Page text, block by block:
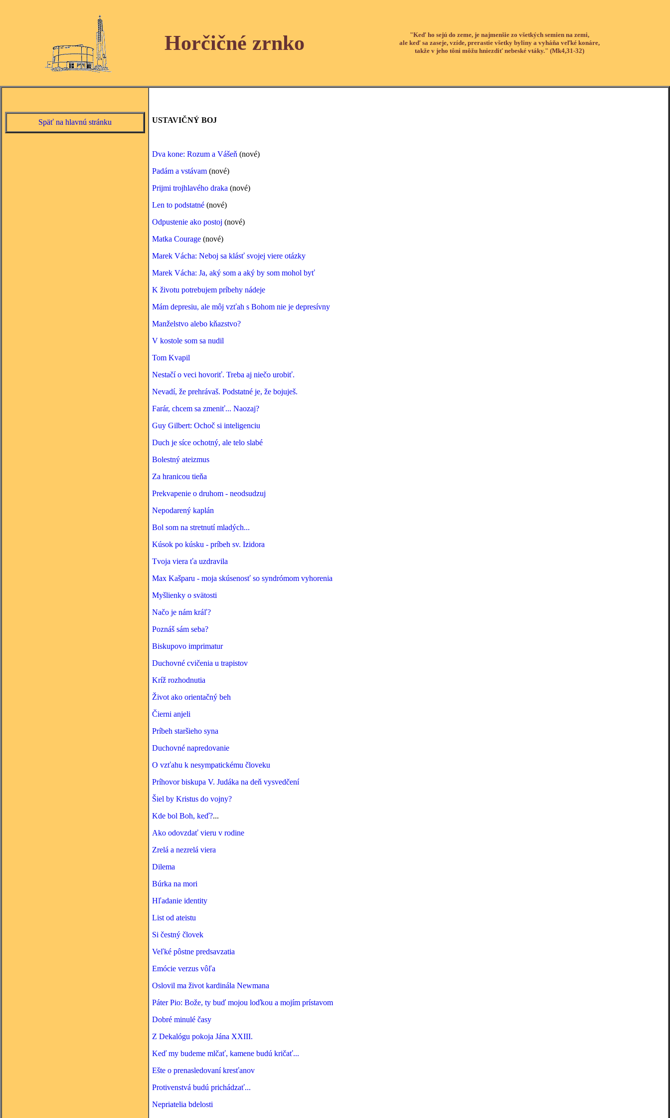
Horčičné zrnko
"Keď ho sejú do zeme, je najmenšie zo všetkých semien na zemi,
ale keď sa zaseje, vzíde, prerastie všetky byliny a vyháňa veľké konáre,
takže v jeho tôni môžu hniezdiť nebeské vtáky." (Mk4,31-32)
Späť na hlavnú stránku USTAVIČNÝ BOJ
Dva kone: Rozum a Vášeň (nové)
Padám a vstávam (nové)
Prijmi trojhlavého draka (nové)
Len to podstatné (nové)
Odpustenie ako postoj (nové)
Matka Courage (nové)
Marek Vácha: Neboj sa klásť svojej viere otázky
Marek Vácha: Ja, aký som a aký by som mohol byť
K životu potrebujem príbehy nádeje
Mám depresiu, ale môj vzťah s Bohom nie je depresívny
Manželstvo alebo kňazstvo?
V kostole som sa nudil
Tom Kvapil
Nestačí o veci hovoriť. Treba aj niečo urobiť.
Nevadí, že prehrávaš. Podstatné je, že bojuješ.
Farár, chcem sa zmeniť... Naozaj?
Guy Gilbert: Ochoč si inteligenciu
Duch je síce ochotný, ale telo slabé
Bolestný ateizmus
Za hranicou tieňa
Prekvapenie o druhom - neodsudzuj
Nepodarený kaplán
Bol som na stretnutí mladých...
Kúsok po kúsku - príbeh sv. Izidora
Tvoja viera ťa uzdravila
Max Kašparu - moja skúsenosť so syndrómom vyhorenia
Myšlienky o svätosti
Načo je nám kráľ?
Poznáš sám seba?
Biskupovo imprimatur
Duchovné cvičenia u trapistov
Kríž rozhodnutia
Život ako orientačný beh
Čierni anjeli
Príbeh staršieho syna
Duchovné napredovanie
O vzťahu k nesympatickému človeku
Príhovor biskupa V. Judáka na deň vysvedčení
Šiel by Kristus do vojny?
Kde bol Boh, keď?...
Ako odovzdať vieru v rodine
Zrelá a nezrelá viera
Dilema
Búrka na mori
Hľadanie identity
List od ateistu
Si čestný človek
Veľké pôstne predsavzatia
Emócie verzus vôľa
Oslovil ma život kardinála Newmana
Páter Pio: Bože, ty buď mojou loďkou a mojím prístavom
Dobré minulé časy
Z Dekalógu pokoja Jána XXIII.
Keď my budeme mlčať, kamene budú kričať...
Ešte o prenasledovaní kresťanov
Protivenstvá budú prichádzať...
Nepriatelia bdelosti